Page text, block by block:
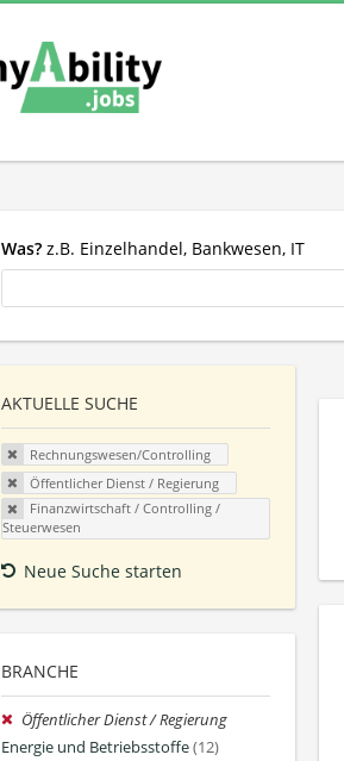
Was? z.B. Einzelhandel, Bankwesen, IT
AKTUELLE SUCHE
Rechnungswesen/Controlling
Öffentlicher Dienst / Regierung
Finanzwirtschaft / Controlling /
Steuerwesen
Neue Suche starten
BRANCHE
Öffentlicher Dienst / Regierung
Energie und Betriebsstoffe(12)